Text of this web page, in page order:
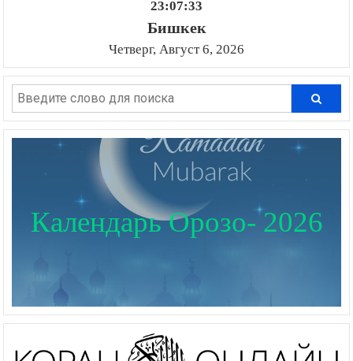
23:07:34
Бишкек
Четверг, Август 6, 2026
Календарь Орозо- 2026